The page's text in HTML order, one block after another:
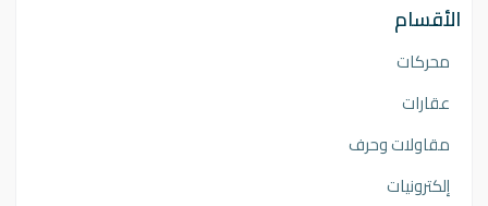
الأقسام
محركات
عقارات
مقاولات وحرف
إلكترونيات